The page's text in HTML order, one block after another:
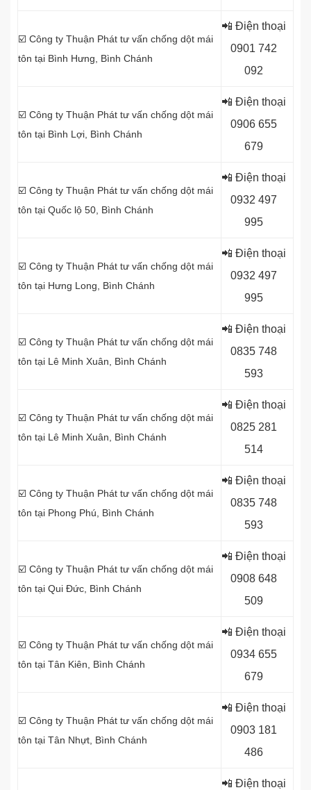
☑️ Công ty Thuận Phát tư vấn chống dột mái
tôn tại Bình Hưng, Bình Chánh
📲 Điện thoại
0901 742
092
☑️ Công ty Thuận Phát tư vấn chống dột mái
tôn tại Bình Lợi, Bình Chánh
📲 Điện thoại
0906 655
679
☑️ Công ty Thuận Phát tư vấn chống dột mái
tôn tại Quốc lộ 50, Bình Chánh
📲 Điện thoại
0932 497
995
☑️ Công ty Thuận Phát tư vấn chống dột mái
tôn tại Hưng Long, Bình Chánh
📲 Điện thoại
0932 497
995
☑️ Công ty Thuận Phát tư vấn chống dột mái
tôn tại Lê Minh Xuân, Bình Chánh
📲 Điện thoại
0835 748
593
☑️ Công ty Thuận Phát tư vấn chống dột mái
tôn tại Lê Minh Xuân, Bình Chánh
📲 Điện thoại
0825 281
514
☑️ Công ty Thuận Phát tư vấn chống dột mái
tôn tại Phong Phú, Bình Chánh
📲 Điện thoại
0835 748
593
☑️ Công ty Thuận Phát tư vấn chống dột mái
tôn tại Qui Đức, Bình Chánh
📲 Điện thoại
0908 648
509
☑️ Công ty Thuận Phát tư vấn chống dột mái
tôn tại Tân Kiên, Bình Chánh
📲 Điện thoại
0934 655
679
☑️ Công ty Thuận Phát tư vấn chống dột mái
tôn tại Tân Nhựt, Bình Chánh
📲 Điện thoại
0903 181
486
📲 Điện thoại